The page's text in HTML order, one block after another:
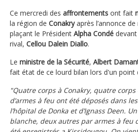
Ce mercredi des affrontements ont fait
la région de Conakryaprès l’annonce
plaçant le Président Alpha Condé
rival, Cellou Dalein Diallo.
Le ministre de la Sécurité, Albert
fait état de ce lourd bilan lors d'un point
"Quatre corps à Conakry, quatre
d’armes à feu ont été déposés dans
l’hôpital de Donka et d’Ignass Deen.
blanche, deux autres par armes à feu